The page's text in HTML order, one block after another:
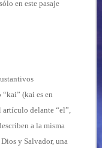
en este pasaje
(kai es en
artículo delante “el”,
a la misma
y Salvador, una